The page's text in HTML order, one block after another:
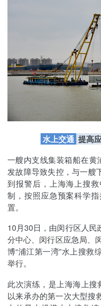
水上交通 提高
一艘内支线集装箱船在黄
发故障导致失控，与一
到报警后，上海海上搜
制，按照应急预案科学
置。
10月30日，由闵行区人
分中心、闵行区应急局、
博“浦江第一湾”水上搜救
举行。
此次演练，是上海海上
以来承办的第一次大型搜